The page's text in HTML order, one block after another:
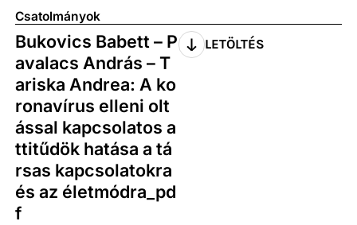
Csatolmányok
Bukovics Babett – P
avalacs András – T
ariska Andrea: A ko
ronavírus elleni olt
ással kapcsolatos a
ttitűdök hatása a tá
rsas kapcsolatokra
és az életmódra_pd
f
LETÖLTÉS